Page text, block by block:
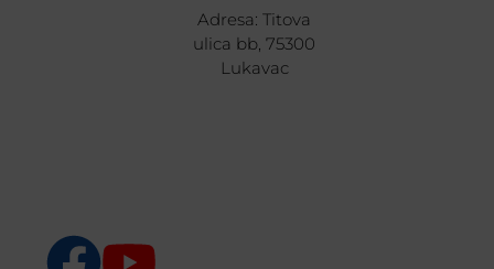
Adresa: Titova
ulica bb, 75300
Lukavac